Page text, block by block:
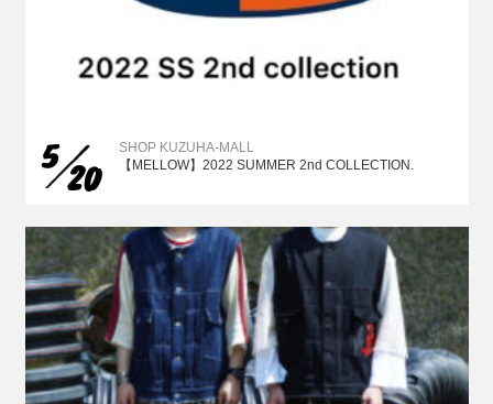
520
SHOP KUZUHA-MALL
【MELLOW】2022 SUMMER 2nd COLLECTION.